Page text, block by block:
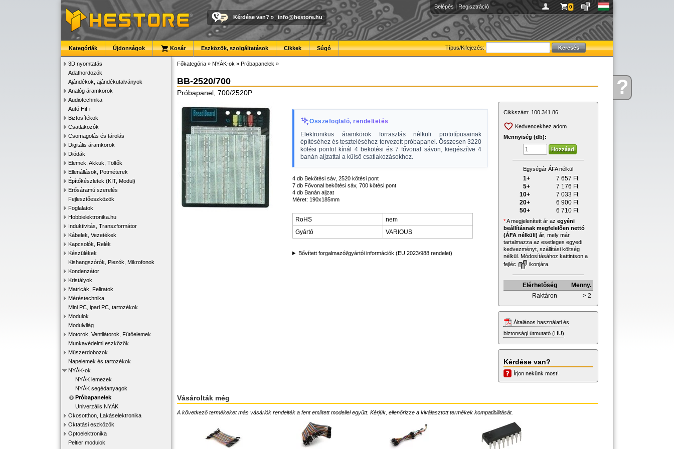
Kérdése?
Belépés | Regisztráció 0
Kérdése van? » info@hestore.hu
Típus/Kifejezés:
Kategóriák Újdonságok Kosár Eszközök, szolgáltatások Cikkek Súgó
3D nyomtatás
Adathordozók
Ajándékok, ajándékutalványok
Analóg áramkörök
Audiotechnika
Autó HiFi
Biztosítékok
Csatlakozók
Csomagolás és tárolás
Digitális áramkörök
Diódák
Elemek, Akkuk, Töltők
Ellenállások, Potméterek
Építőkészletek (KIT, Modul)
Erősáramú szerelés
Fejlesztőeszközök
Foglalatok
Hobbielektronika.hu
Induktivitás, Transzformátor
Kábelek, Vezetékek
Kapcsolók, Relék
Készülékek
Kishangszórók, Piezók, Mikrofonok
Kondenzátor
Kristályok
Matricák, Feliratok
Méréstechnika
Mini PC, ipari PC, tartozékok
Modulok
Modulvilág
Motorok, Ventilátorok, Fűtőelemek
Munkavédelmi eszközök
Műszerdobozok
Napelemek és tartozékok
NYÁK-ok
NYÁK lemezek
NYÁK segédanyagok
Próbapanelek
Univerzális NYÁK
Okosotthon, Lakáselektronika
Oktatási eszközök
Optoelektronika
Peltier modulok
Főkategória » NYÁK-ok » Próbapanelek »
BB-2520/700
Próbapanel, 700/2520P
Összefoglaló, rendeltetés
Elektronikus áramkörök forrasztás nélküli prototípusainak
építéséhez és teszteléséhez tervezett próbapanel. Összesen 3220
kötési pontot kínál 4 bekötési és 7 fővonal sávon, kiegészítve 4
banán aljzattal a külső csatlakozásokhoz.
4 db Bekötési sáv, 2520 kötési pont
7 db Fővonal bekötési sáv, 700 kötési pont
4 db Banán aljzat
Méret: 190x185mm
RoHS
nem
Gyártó
VARIOUS
Bővített forgalmazói/gyártói információk (EU 2023/988 rendelet)
Cikkszám: 100.341.86
Kedvencekhez adom
Mennyiség (db):
Egységár ÁFA nélkül
1+ 7 657 Ft
5+
7 176 Ft
10+
7 033 Ft
20+
6 900 Ft
50+
6 710 Ft
*A megjelenített ár az egyéni
beállításnak megfelelően nettó
(ÁFA nélküli) ár, mely már
tartalmazza az esetleges egyedi
kedvezményt, szállítási költség
nélkül. Módosításához kattintson a
fejléc
ikonjára.
Elérhetőség
Menny.
Raktáron
> 2
Általános használati és
biztonsági útmutató (HU)
Kérdése van?
Írjon nekünk most!
Vásárolták még
A következő termékeket más vásárlók rendelték a fent említett modellel együtt. Kérjük, ellenőrizze a kiválasztott termékek kompatibilitását.